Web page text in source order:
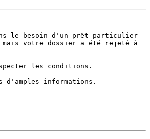
le besoin d'un prêt particulier
votre dossier a été rejeté à
les conditions.
d'amples informations.